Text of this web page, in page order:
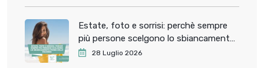
Estate, foto e sorrisi: perchè sempre
più persone scelgono lo sbiancamento
dentale prima delle vacanze
28 Luglio 2026